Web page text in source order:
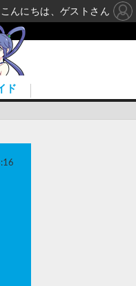
ド
こんにちは、ゲストさん